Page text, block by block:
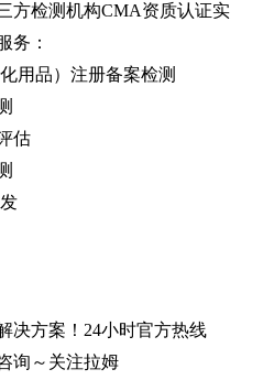
方检测机构CMA资质认证实
务：
用品）注册备案检测
估
决方案！24小时官方热线
询～关注拉姆